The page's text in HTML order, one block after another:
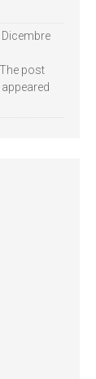
Dicembre
post